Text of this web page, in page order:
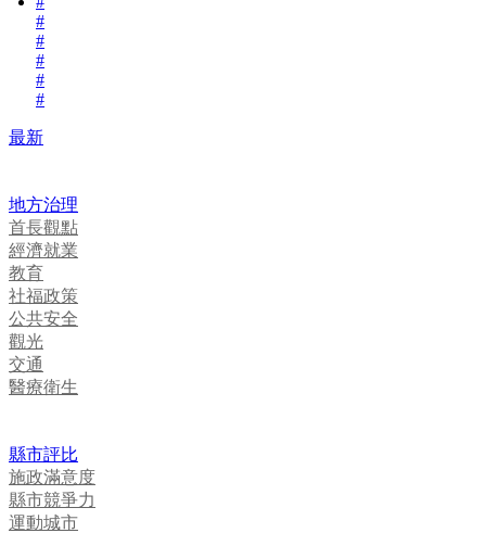
#
#
#
#
#
最新
地方治理
首長觀點
經濟就業
教育
社福政策
公共安全
觀光
交通
醫療衛生
縣市評比
施政滿意度
縣市競爭力
運動城市